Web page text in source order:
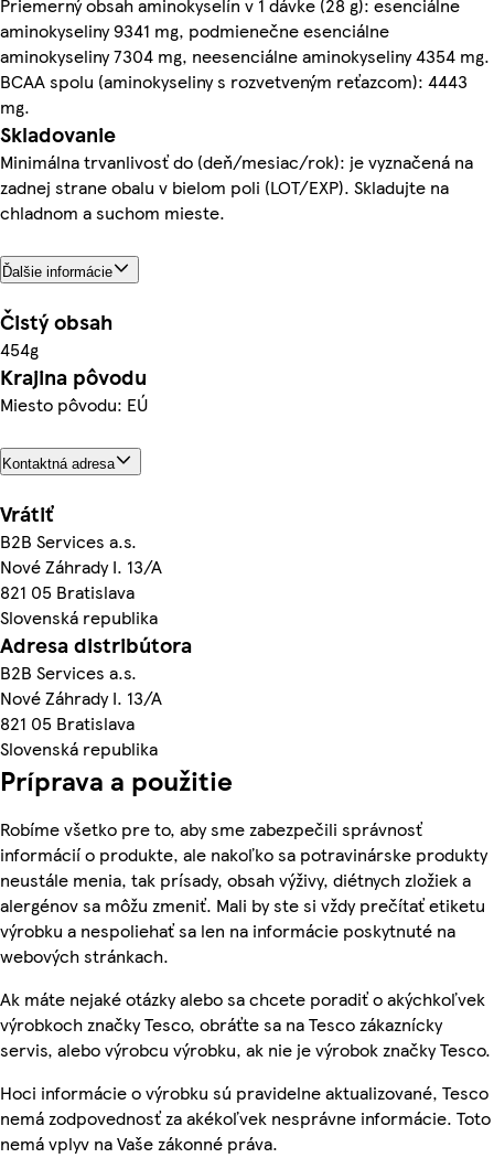
Priemerný obsah aminokyselín v 1 dávke (28 g): esenciálne
aminokyseliny 9341 mg, podmienečne esenciálne
aminokyseliny 7304 mg, neesenciálne aminokyseliny 4354 mg.
BCAA spolu (aminokyseliny s rozvetveným reťazcom): 4443
mg.
Skladovanie
Minimálna trvanlivosť do (deň/mesiac/rok): je vyznačená na
zadnej strane obalu v bielom poli (LOT/EXP). Skladujte na
chladnom a suchom mieste.
Ďalšie informácie
Čistý obsah
454g
Krajina pôvodu
Miesto pôvodu: EÚ
Kontaktná adresa
Vrátiť
B2B Services a.s.
Nové Záhrady I. 13/A
821 05 Bratislava
Slovenská republika
Adresa distribútora
B2B Services a.s.
Nové Záhrady I. 13/A
821 05 Bratislava
Slovenská republika
Príprava a použitie
Robíme všetko pre to, aby sme zabezpečili správnosť
informácií o produkte, ale nakoľko sa potravinárske produkty
neustále menia, tak prísady, obsah výživy, diétnych zložiek a
alergénov sa môžu zmeniť. Mali by ste si vždy prečítať etiketu
výrobku a nespoliehať sa len na informácie poskytnuté na
webových stránkach.
Ak máte nejaké otázky alebo sa chcete poradiť o akýchkoľvek
výrobkoch značky Tesco, obráťte sa na Tesco zákaznícky
servis, alebo výrobcu výrobku, ak nie je výrobok značky Tesco.
Hoci informácie o výrobku sú pravidelne aktualizované, Tesco
nemá zodpovednosť za akékoľvek nesprávne informácie. Toto
nemá vplyv na Vaše zákonné práva.